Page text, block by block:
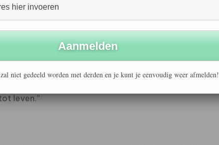
“Na Utrecht hebben we bewust voor
flinke financiële uitdagingen aan, zoals hoge
Juist daarom wil de bank meer zijn dan
zijn van jongeren om grip te krijgen op
deze bruisende ontmoetingsplek organiseren
Kortom: in de ASN Flagshipstore komt
leven.”
niet gedeeld worden met derden en je kunt je eenvoudig weer afmelden!